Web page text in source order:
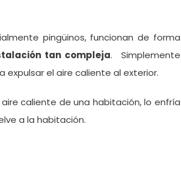
pingüinos, funcionan de forma
tan compleja. Simplemente
el aire caliente al exterior.
caliente de una habitación, lo enfría
a la habitación.